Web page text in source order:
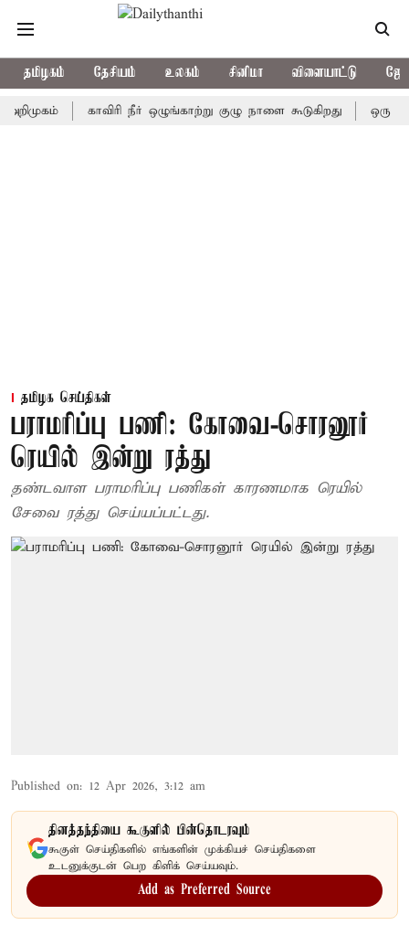
தமிழகம் தேசியம் உலகம் சினிமா விளையாட்டு
காவிரி நீர் ஒழுங்காற்று குழு நாளை கூடுகிறது ஒரு
தமிழக செய்திகள்
பராமரிப்பு பணி: கோவை-சொரனூர்
ரெயில் இன்று ரத்து
தண்டவாள பராமரிப்பு பணிகள் காரணமாக ரெயில்
சேவை ரத்து செய்யப்பட்டது.
Published on: 12 Apr 2026, 3:12 am
தினத்தந்தியை கூகுளில் பின்தொடரவும்
கூகுள் செய்திகளில் எங்களின் முக்கியச் செய்திகளை
உடனுக்குடன் பெற கிளிக் செய்யவும்.
Add as Preferred Source